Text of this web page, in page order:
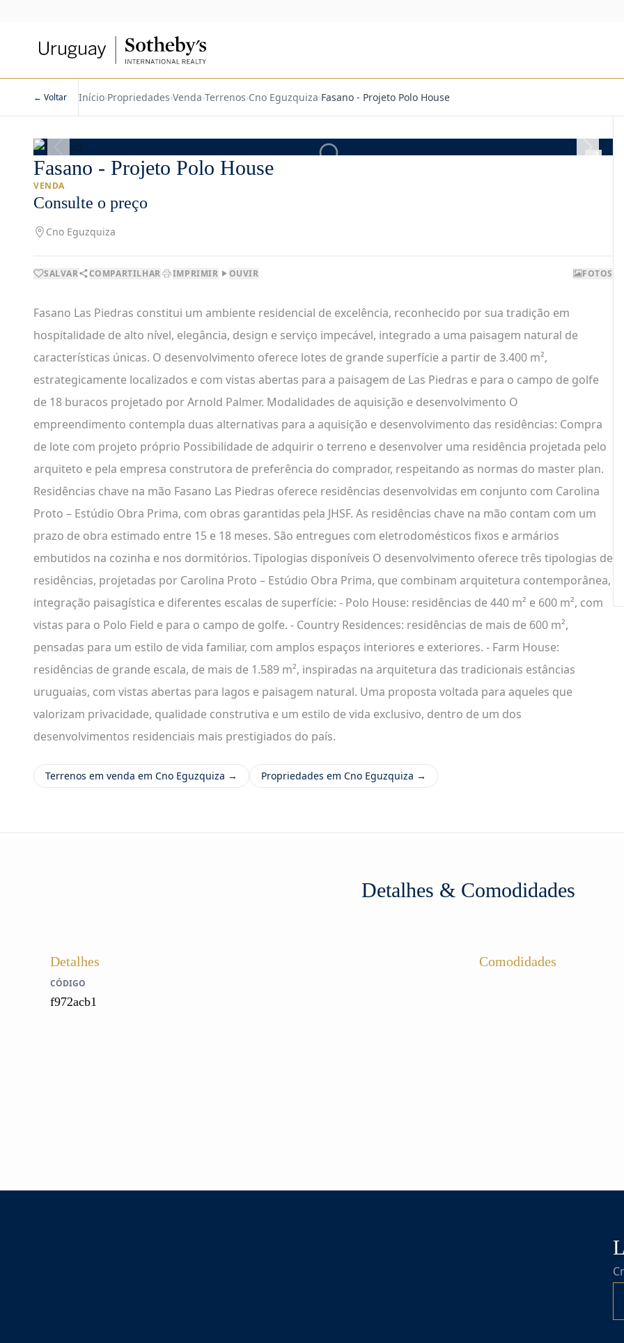
← Voltar Início›Propriedades›Venda›Terrenos›Cno Eguzquiza›Fasano - Projeto Polo House
Fasano - Projeto Polo House
VENDA
Consulte o preço
Cno Eguzquiza
SALVAR COMPARTILHAR IMPRIMIR OUVIR FOTOS
Fasano Las Piedras constitui um ambiente residencial de excelência, reconhecido por sua tradição em
hospitalidade de alto nível, elegância, design e serviço impecável, integrado a uma paisagem natural de
características únicas. O desenvolvimento oferece lotes de grande superfície a partir de 3.400 m²,
estrategicamente localizados e com vistas abertas para a paisagem de Las Piedras e para o campo de golfe
de 18 buracos projetado por Arnold Palmer. Modalidades de aquisição e desenvolvimento O
empreendimento contempla duas alternativas para a aquisição e desenvolvimento das residências: Compra
de lote com projeto próprio Possibilidade de adquirir o terreno e desenvolver uma residência projetada pelo
arquiteto e pela empresa construtora de preferência do comprador, respeitando as normas do master plan.
Residências chave na mão Fasano Las Piedras oferece residências desenvolvidas em conjunto com Carolina
Proto – Estúdio Obra Prima, com obras garantidas pela JHSF. As residências chave na mão contam com um
prazo de obra estimado entre 15 e 18 meses. São entregues com eletrodomésticos fixos e armários
embutidos na cozinha e nos dormitórios. Tipologias disponíveis O desenvolvimento oferece três tipologias de
residências, projetadas por Carolina Proto – Estúdio Obra Prima, que combinam arquitetura contemporânea,
integração paisagística e diferentes escalas de superfície: - Polo House: residências de 440 m² e 600 m², com
vistas para o Polo Field e para o campo de golfe. - Country Residences: residências de mais de 600 m²,
pensadas para um estilo de vida familiar, com amplos espaços interiores e exteriores. - Farm House:
residências de grande escala, de mais de 1.589 m², inspiradas na arquitetura das tradicionais estâncias
uruguaias, com vistas abertas para lagos e paisagem natural. Uma proposta voltada para aqueles que
valorizam privacidade, qualidade construtiva e um estilo de vida exclusivo, dentro de um dos
desenvolvimentos residenciais mais prestigiados do país.
Terrenos em venda em Cno Eguzquiza → Propriedades em Cno Eguzquiza →
Detalhes & Comodidades
Detalhes
CÓDIGO
f972acb1
Comodidades